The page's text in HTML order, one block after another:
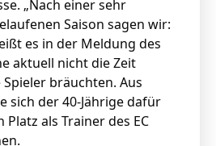
„Nach einer sehr
Saison sagen wir:
es in der Meldung des
aktuell nicht die Zeit
bräuchten. Aus
sich der 40-Jährige dafür
als Trainer des EC